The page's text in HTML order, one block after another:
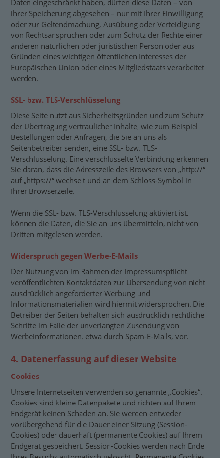
Daten eingeschränkt haben, dürfen diese Daten – von
ihrer Speicherung abgesehen – nur mit Ihrer Einwilligung
oder zur Geltendmachung, Ausübung oder Verteidigung
von Rechtsansprüchen oder zum Schutz der Rechte einer
anderen natürlichen oder juristischen Person oder aus
Gründen eines wichtigen öffentlichen Interesses der
Europäischen Union oder eines Mitgliedstaats verarbeitet
werden.
SSL- bzw. TLS-Verschlüsselung
Diese Seite nutzt aus Sicherheitsgründen und zum Schutz
der Übertragung vertraulicher Inhalte, wie zum Beispiel
Bestellungen oder Anfragen, die Sie an uns als
Seitenbetreiber senden, eine SSL- bzw. TLS-
Verschlüsselung. Eine verschlüsselte Verbindung erkennen
Sie daran, dass die Adresszeile des Browsers von „http://“
auf „https://“ wechselt und an dem Schloss-Symbol in
Ihrer Browserzeile.
Wenn die SSL- bzw. TLS-Verschlüsselung aktiviert ist,
können die Daten, die Sie an uns übermitteln, nicht von
Dritten mitgelesen werden.
Widerspruch gegen Werbe-E-Mails
Der Nutzung von im Rahmen der Impressumspflicht
veröffentlichten Kontaktdaten zur Übersendung von nicht
ausdrücklich angeforderter Werbung und
Informationsmaterialien wird hiermit widersprochen. Die
Betreiber der Seiten behalten sich ausdrücklich rechtliche
Schritte im Falle der unverlangten Zusendung von
Werbeinformationen, etwa durch Spam-E-Mails, vor.
4. Datenerfassung auf dieser Website
Cookies
Unsere Internetseiten verwenden so genannte „Cookies“.
Cookies sind kleine Datenpakete und richten auf Ihrem
Endgerät keinen Schaden an. Sie werden entweder
vorübergehend für die Dauer einer Sitzung (Session-
Cookies) oder dauerhaft (permanente Cookies) auf Ihrem
Endgerät gespeichert. Session-Cookies werden nach Ende